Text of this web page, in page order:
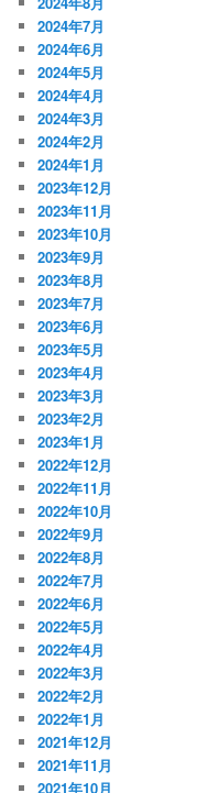
2024年7月
2024年6月
2024年5月
2024年4月
2024年3月
2024年2月
2024年1月
2023年12月
2023年11月
2023年10月
2023年9月
2023年8月
2023年7月
2023年6月
2023年5月
2023年4月
2023年3月
2023年2月
2023年1月
2022年12月
2022年11月
2022年10月
2022年9月
2022年8月
2022年7月
2022年6月
2022年5月
2022年4月
2022年3月
2022年2月
2022年1月
2021年12月
2021年11月
2021年10月